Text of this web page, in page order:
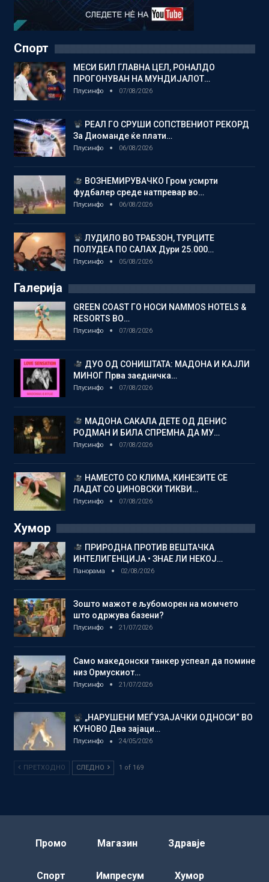
Спорт
МЕСИ БИЛ ГЛАВНА ЦЕЛ, РОНАЛДО
ПРОГОНУВАН НА МУНДИЈАЛОТ…
Плусинфо 07/08/2026
РЕАЛ ГО СРУШИ СОПСТВЕНИОТ РЕКОРД
За Диоманде ќе плати…
Плусинфо 06/08/2026
ВОЗНЕМИРУВАЧКО Гром усмрти
фудбалер среде натпревар во…
Плусинфо 06/08/2026
ЛУДИЛО ВО ТРАБЗОН, ТУРЦИТЕ
ПОЛУДЕА ПО САЛАХ Дури 25.000…
Плусинфо 05/08/2026
Галерија
GREEN COAST ГО НОСИ NAMMOS HOTELS &
RESORTS ВО…
Плусинфо 07/08/2026
ДУО ОД СОНИШТАТА: МАДОНА И КАЈЛИ
МИНОГ Прва заедничка…
Плусинфо 07/08/2026
МАДОНА САКАЛА ДЕТЕ ОД ДЕНИС
РОДМАН И БИЛА СПРЕМНА ДА МУ…
Плусинфо 07/08/2026
НАМЕСТО СО КЛИМА, КИНЕЗИТЕ СЕ
ЛАДАТ СО ЏИНОВСКИ ТИКВИ…
Плусинфо 07/08/2026
Хумор
ПРИРОДНА ПРОТИВ ВЕШТАЧКА
ИНТЕЛИГЕНЦИЈА • ЗНАЕ ЛИ НЕКОЈ…
Панорама 02/08/2026
Зошто мажот е љубоморен на момчето
што одржува базени?
Плусинфо 21/07/2026
Само македонски танкер успеал да помине
низ Ормускиот…
Плусинфо 21/07/2026
„НАРУШЕНИ МЕЃУЗАЈАЧКИ ОДНОСИ“ ВО
КУНОВО Два зајаци…
Плусинфо 24/05/2026
ПРЕТХОДНО СЛЕДНО 1 of 169
Промо Магазин Здравје
Спорт Импресум Хумор